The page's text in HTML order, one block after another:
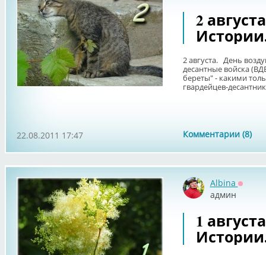
2
2 августа. День
десантные войска
береты" - какими
гвардейцев-
Комментарии (8)
22.08.2011 17:47
Albina
админ
1